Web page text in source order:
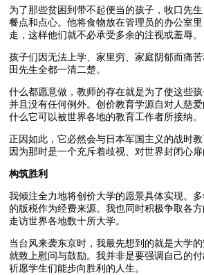
为了那些贫困到带不起便当的孩子，牧口先
餐点和点心。他将食物放在管理员的办公室
走，这样他们就不必承受多余的注视或羞辱。
孩子们因无法上学、家里穷、家庭阴郁而痛
田先生全都一清二楚。
什么都愿意做，教师的存在就是为了使这些孩
并且没有任何例外。创价教育学源自对人慈
什么它可以被世界各地的教育工作者所接纳。
正因如此，它必然会与日本军国主义的战时教
因为那时是一个充斥着歧视、对世界封闭心扉
构筑胜利
我倾注全力地将创价大学的愿景具体实现。
的版税作为经费来源。我也同时积极争取各
走访世界各地数十所大学。
当台风来袭东京时，我最先想到的就是大学
就致上慰问与鼓励。我并非是要强调自己的
祈愿学生们能步向胜利的人生。